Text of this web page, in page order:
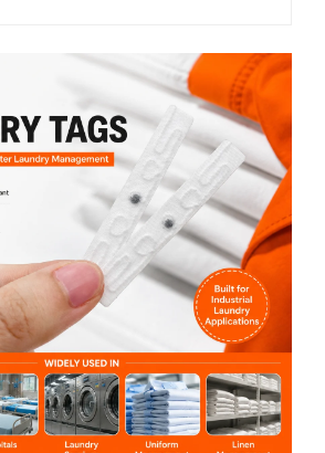
металлга
сигналдын
учурайт, ал эми PCB
этикеткалар...